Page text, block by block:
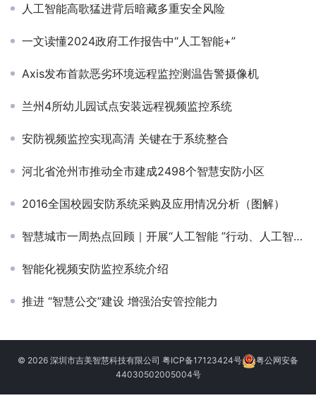
人工智能高歌猛进背后暗藏多重安全风险
一文读懂2024政府工作报告中“人工智能+”
Axis发布首款恶劣环境远程监控测温告警摄像机
兰州4所幼儿园试点安装远程视频监控系统
安防视频监控实现高清 关键在于系统整合
河北省沧州市推动全市建成2498个智慧安防小区
2016全国校园安防系统采购及应用情况分析（图解）
智慧城市一周热点回顾｜开展“人工智能 ”行动、人工智能是发展新质生产力的重要引擎……
智能化视频安防监控系统介绍
推进 “智慧公交”建设 增强治安管控能力
© 2026 深圳市吉美智慧科技有限公司 粤ICP备17123424号
粤公网安备
44030502005004号